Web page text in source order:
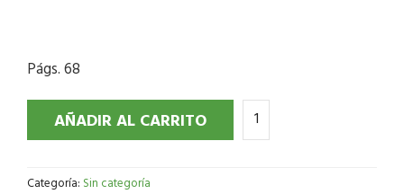
Págs. 68
AÑADIR AL CARRITO
Categoría: Sin categoría